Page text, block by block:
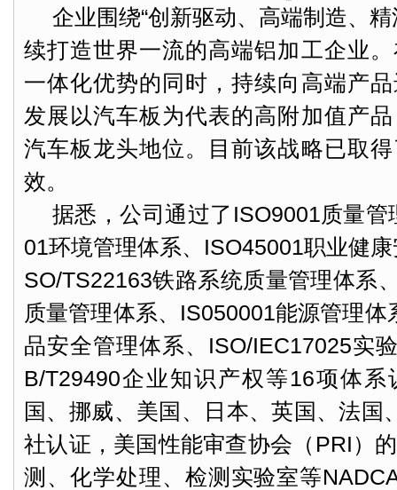
企业围绕“创新驱动、高端制造、
续打造世界一流的高端铝加工企业
一体化优势的同时，持续向高端产
发展以汽车板为代表的高附加值产
汽车板龙头地位。目前该战略已取
效。
据悉，公司通过了ISO9001质量管
01环境管理体系、ISO45001职业健
SO/TS22163铁路系统质量管理体系
质量管理体系、IS050001能源管理体
品安全管理体系、ISO/IEC17025实
B/T29490企业知识产权等16项体
国、挪威、美国、日本、英国、法国
社认证，美国性能审查协会（PRI）
测、化学处理、检测实验室等